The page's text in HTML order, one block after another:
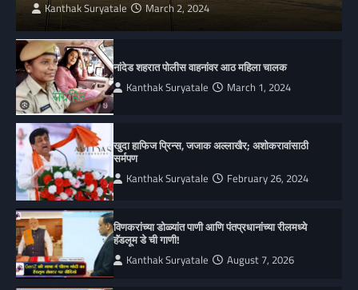
Kanthak Suryatale March 2, 2024
नांदेड शहरात पोलीस वाहनांवर आठ महिला चालक
Kanthak Suryatale March 1, 2024
खुदा हाफिज प्रिन्स, जजाक अल्लाखैर; अशोकरावांसाठी
सर्मपण
Kanthak Suryatale February 26, 2024
विणकरांच्या डोळ्यांत पाणी आणि पंतप्रधानांच्या रीलमध्ये
हॅंडलूम डे ची गाणी!
Kanthak Suryatale August 7, 2026